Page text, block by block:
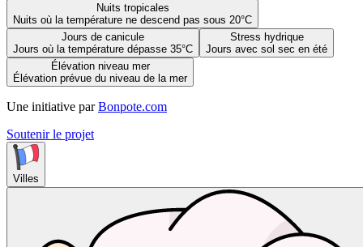
Nuits tropicales
Nuits où la température ne descend pas sous 20°C
Jours de canicule
Jours où la température dépasse 35°C
Stress hydrique
Jours avec sol sec en été
Élévation niveau mer
Élévation prévue du niveau de la mer
Une initiative par Bonpote.com
Soutenir le projet
Villes